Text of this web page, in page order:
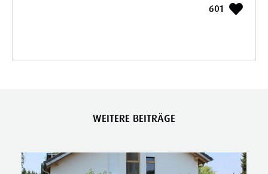
601
WEITERE BEITRÄGE